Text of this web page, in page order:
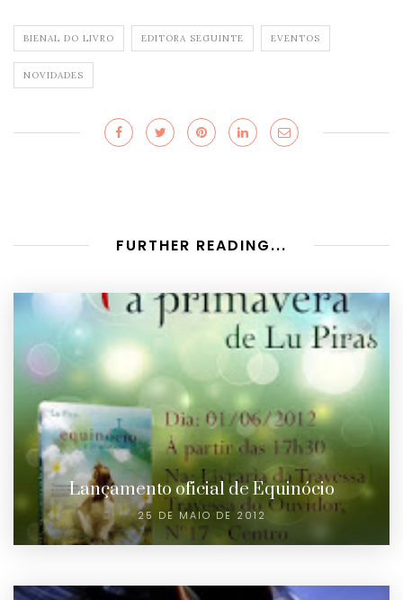
BIENAL DO LIVRO EDITORA SEGUINTE EVENTOS
NOVIDADES
FURTHER READING...
Lançamento oficial de Equinócio
25 DE MAIO DE 2012